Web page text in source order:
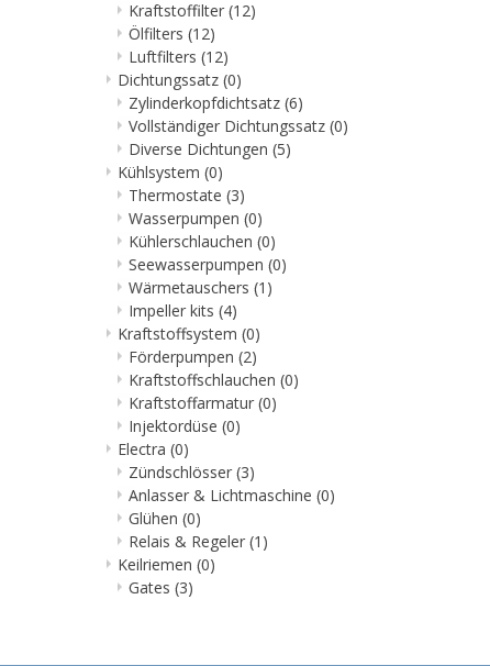
Kraftstoffilter(12)
Ölfilters (12)
Luftfilters (12)
Dichtungssatz (0)
Zylinderkopfdichtsatz (6)
Vollständiger Dichtungssatz (0)
Diverse Dichtungen (5)
Kühlsystem (0)
Thermostate (3)
Wasserpumpen (0)
Kühlerschlauchen (0)
Seewasserpumpen (0)
Wärmetauschers (1)
Impeller kits (4)
Kraftstoffsystem (0)
Förderpumpen (2)
Kraftstoffschlauchen (0)
Kraftstoffarmatur(0)
Injektordüse (0)
Electra (0)
Zündschlösser(3)
Anlasser & Lichtmaschine (0)
Glühen (0)
Relais & Regeler(1)
Keilriemen (0)
Gates (3)